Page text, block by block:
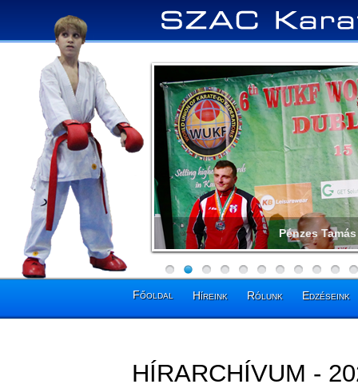
Pénzes
Főoldal Híreink Rólunk Edzéseink
HÍRARCHÍVUM -